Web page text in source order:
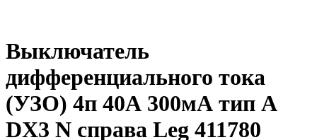
Выключатель
дифференциального тока
(УЗО) 4п 40А 300мА тип A
DX3 N справа Leg 411780